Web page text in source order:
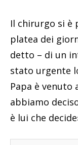
Il chirurgo si è
platea dei
detto – di un
stato urgente
Papa è venuto
abbiamo
è lui che